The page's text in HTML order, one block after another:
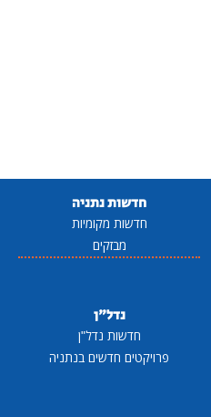
חדשות נתניה
חדשות מקומיות
מבזקים
נדל"ן
חדשות נדל"ן
פרויקטים חדשים בנתניה